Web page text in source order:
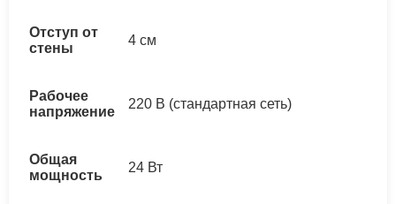
Отступ от
стены
4 см
Рабочее
напряжение
220 В (стандартная сеть)
Общая
мощность
24 Вт